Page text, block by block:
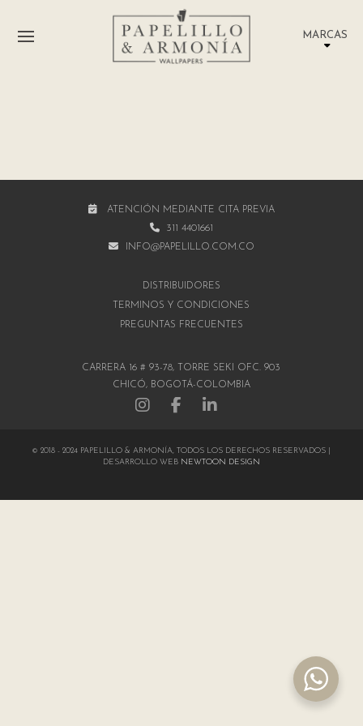
MARCAS
ATENCIÓN MEDIANTE CITA PREVIA
311 4401661
INFO@PAPELILLO.COM.CO
DISTRIBUIDORES
TÉRMINOS Y CONDICIONES
PREGUNTAS FRECUENTES
CARRERA 16 # 93-78, TORRE SEKI OFC. 903
CHICÓ, BOGOTÁ-COLOMBIA
© 2018 - 2024 PAPELILLO & ARMONÍA, TODOS LOS DERECHOS RESERVADOS |
DESARROLLO WEB NEWTOON DESIGN